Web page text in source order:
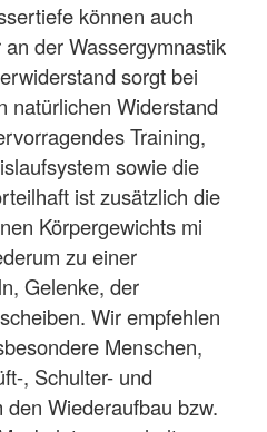
können auch
der Wassergymnastik
sorgt bei
natürlichen Widerstand
Training,
sowie die
ist zusätzlich die
Körpergewichts mi
zu einer
Gelenke, der
Wir empfehlen
Menschen,
, Schulter- und
Wiederaufbau bzw.